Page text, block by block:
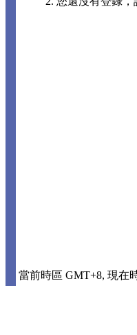
當前時區 GMT+8, 現在